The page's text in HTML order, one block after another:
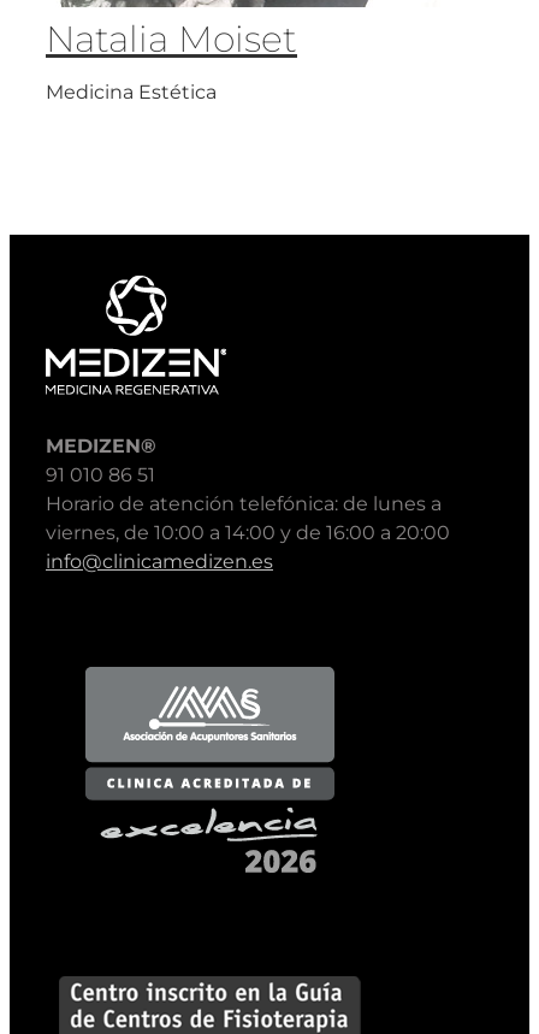
Natalia Moiset
Medicina Estética
MEDIZEN®
91 010 86 51
Horario de atención telefónica: de lunes a
viernes, de 10:00 a 14:00 y de 16:00 a 20:00
info@clinicamedizen.es